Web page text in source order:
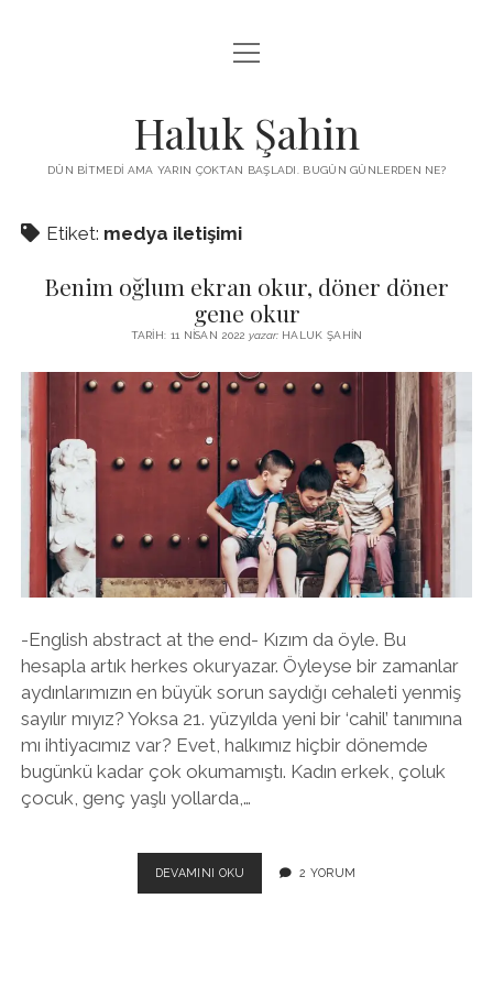
KUTUP YILDIZI
MENDIREK YAZILARI
ADA
İYI YAŞAM VE MUTLULUK ÜZERINE
BABIALI’DE CINAYET
PROGRAMLAR
BIZ KIMIZ?
DERS NOTLARI – LECTURE NOTES
MED 532 SPRING ‘25
YAZMADAN EDEMEDIM
HABERLER / NEWS
twitterfacebook
instagram
menüyü
aç
Haluk Şahin
DÜN BITMEDI AMA YARIN ÇOKTAN BAŞLADI. BUGÜN GÜNLERDEN NE?
Etiket: medya iletişimi
Benim oğlum ekran okur, döner döner
gene okur
TARIH: 11 NISAN 2022 yazar:HALUK ŞAHIN
-English abstract at the end- Kızım da öyle. Bu
hesapla artık herkes okuryazar. Öyleyse bir zamanlar
aydınlarımızın en büyük sorun saydığı cehaleti yenmiş
sayılır mıyız? Yoksa 21. yüzyılda yeni bir ‘cahil’ tanımına
mı ihtiyacımız var? Evet, halkımız hiçbir dönemde
bugünkü kadar çok okumamıştı. Kadın erkek, çoluk
çocuk, genç yaşlı yollarda,…
DEVAMINI OKU BENIM
OĞLUM
2 YORUM